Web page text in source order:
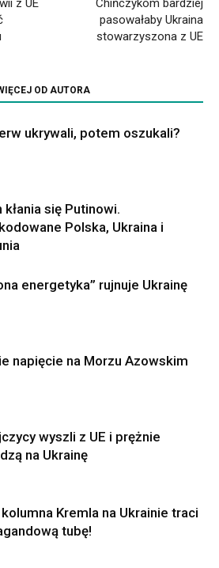
z UE
Chińczykom bardziej
pasowałaby Ukraina
stowarzyszona z UE
OD AUTORA
ukrywali, potem oszukali?
kłania się Putinowi.
Polska, Ukraina i
energetyka” rujnuje Ukrainę
napięcie na Morzu Azowskim
wyszli z UE i prężnie
na Ukrainę
Kremla na Ukrainie traci
tubę!